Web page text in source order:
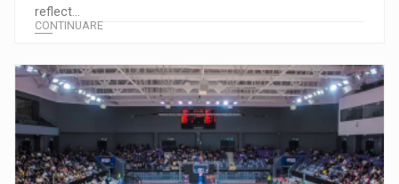
reflect...
CONTINUARE